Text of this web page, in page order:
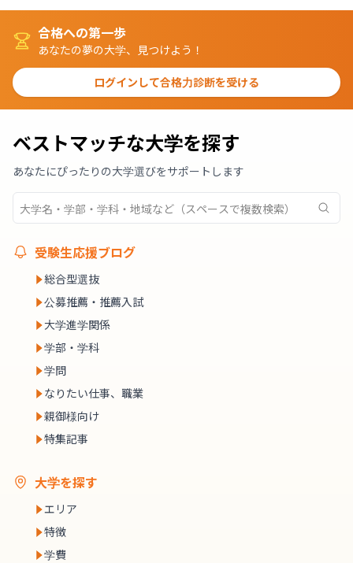
合格への第一歩
あなたの夢の大学、見つけよう！
ログインして合格力診断を受ける
ベストマッチな大学を探す
あなたにぴったりの大学選びをサポートします
受験生応援ブログ
総合型選抜
公募推薦・推薦入試
大学進学関係
学部・学科
学問
なりたい仕事、職業
親御様向け
特集記事
大学を探す
エリア
特徴
学費